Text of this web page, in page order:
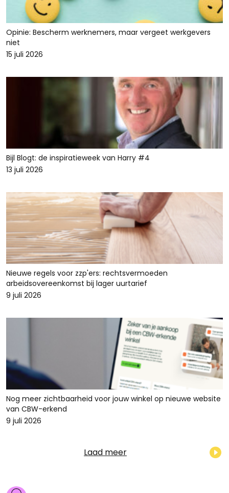
Opinie: Bescherm werknemers, maar vergeet werkgevers
niet
15 juli 2026
Bijl Blogt: de inspiratieweek van Harry #4
13 juli 2026
Nieuwe regels voor zzp'ers: rechtsvermoeden
arbeidsovereenkomst bij lager uurtarief
9 juli 2026
Nog meer zichtbaarheid voor jouw winkel op nieuwe website
van CBW-erkend
9 juli 2026
Laad meer